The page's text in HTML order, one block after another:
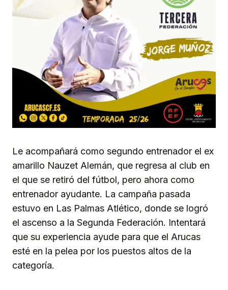
Le acompañará como segundo entrenador el ex
amarillo Nauzet Alemán, que regresa al club en
el que se retiró del fútbol, pero ahora como
entrenador ayudante. La campaña pasada
estuvo en Las Palmas Atlético, donde se logró
el ascenso a la Segunda Federación. Intentará
que su experiencia ayude para que el Arucas
esté en la pelea por los puestos altos de la
categoría.